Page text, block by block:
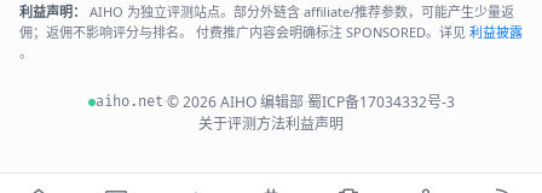
利益声明：
AIHO 为独立评测站点。部分外链含 affiliate/推荐参数，可能产生少量返
佣；返佣不影响评分与排名。 付费推广内容会明确标注 SPONSORED。详见 利益披露
。
aiho.net·© 2026 AIHO 编辑部·蜀ICP备17034332号-3
关于评测方法利益声明